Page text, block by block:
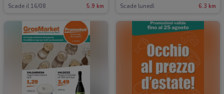
Scade il 16/08 5.9 km Scade lunedì 6.3 km